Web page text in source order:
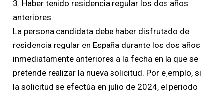
3. Haber tenido residencia regular los dos años
anteriores
La persona candidata debe haber disfrutado de
residencia regular en España durante los dos años
inmediatamente anteriores a la fecha en la que se
pretende realizar la nueva solicitud. Por ejemplo, si
la solicitud se efectúa en julio de 2024, el periodo